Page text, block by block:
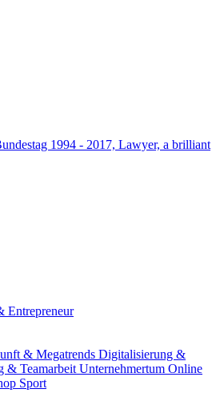
1994 - 2017, Lawyer, a brilliant
Entrepreneur
& Megatrends Digitalisierung &
& Teamarbeit Unternehmertum Online
Sport